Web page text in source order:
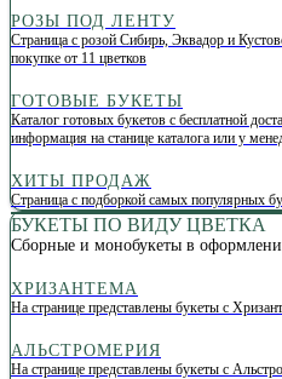
РОЗЫ ПОД ЛЕНТУ
Страница с розой Сибирь, Эквадор и
покупке от 11 цветков
ГОТОВЫЕ БУКЕТЫ
Каталог готовых букетов с бесплатной
информация на станице каталога или у
ХИТЫ ПРОДАЖ
Страница с подборкой самых популярных
БУКЕТЫ ПО ВИДУ ЦВЕТКА
Сборные и монобукеты в
ХРИЗАНТЕМА
На странице представлены букеты с
АЛЬСТРОМЕРИЯ
На странице представлены букеты с